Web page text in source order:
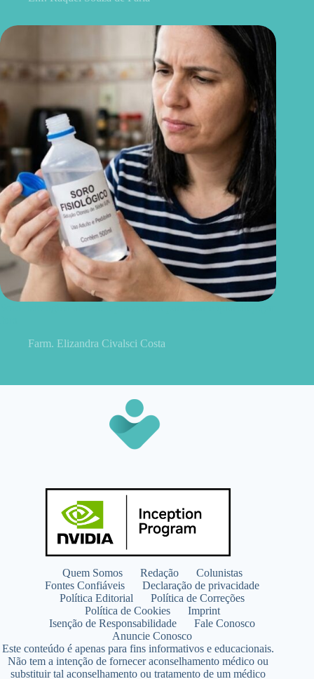
Farm. Elizandra Civalsci Costa
Quem Somos Redação
Colunistas
Fontes Confiáveis
Declaração de privacidade
Política Editorial
Política de Correções
Política de Cookies
Imprint
Isenção de Responsabilidade
Fale Conosco
Anuncie Conosco
Este conteúdo é apenas para fins informativos e educacionais.
Não tem a intenção de fornecer aconselhamento médico ou
substituir tal aconselhamento ou tratamento de um médico